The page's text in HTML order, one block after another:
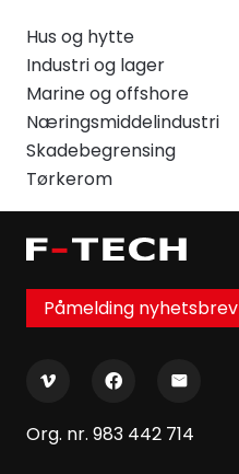
Hus og hytte
Industri og lager
Marine og offshore
Næringsmiddelindustri
Skadebegrensing
Tørkerom
Påmelding nyhetsbrev
Org. nr. 983 442 714